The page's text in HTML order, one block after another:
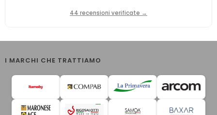
44 recensioni verificate →
I MARCHI CHE TRATTIAMO